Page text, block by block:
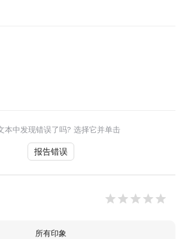
本中发现错误了吗? 选择它并单击
报告错误
所有印象